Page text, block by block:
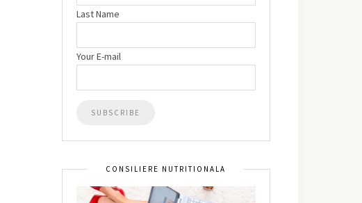
Last Name
Your E-mail
CONSILIERE NUTRITIONALA